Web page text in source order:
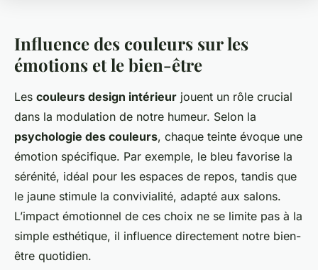
Influence des couleurs sur les
émotions et le bien-être
Les couleurs design intérieur jouent un rôle crucial
dans la modulation de notre humeur. Selon la
psychologie des couleurs, chaque teinte évoque une
émotion spécifique. Par exemple, le bleu favorise la
sérénité, idéal pour les espaces de repos, tandis que
le jaune stimule la convivialité, adapté aux salons.
L’impact émotionnel de ces choix ne se limite pas à la
simple esthétique, il influence directement notre bien-
être quotidien.